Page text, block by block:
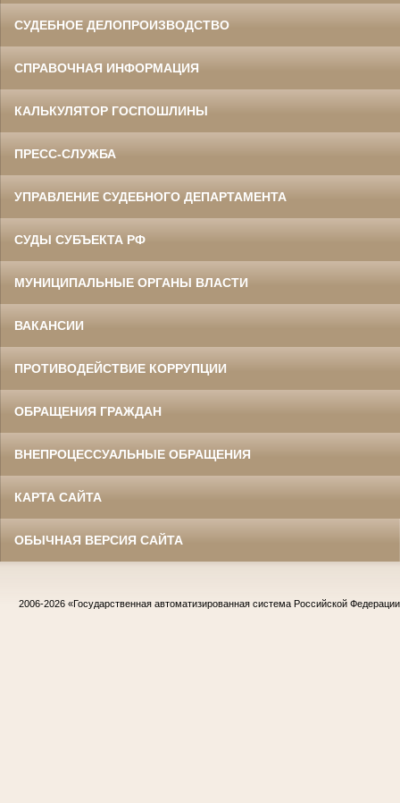
СУДЕБНОЕ ДЕЛОПРОИЗВОДСТВО
СПРАВОЧНАЯ ИНФОРМАЦИЯ
КАЛЬКУЛЯТОР ГОСПОШЛИНЫ
ПРЕСС-СЛУЖБА
УПРАВЛЕНИЕ СУДЕБНОГО ДЕПАРТАМЕНТА
СУДЫ СУБЪЕКТА РФ
МУНИЦИПАЛЬНЫЕ ОРГАНЫ ВЛАСТИ
ВАКАНСИИ
ПРОТИВОДЕЙСТВИЕ КОРРУПЦИИ
ОБРАЩЕНИЯ ГРАЖДАН
ВНЕПРОЦЕССУАЛЬНЫЕ ОБРАЩЕНИЯ
КАРТА САЙТА
ОБЫЧНАЯ ВЕРСИЯ САЙТА
2006-2026 «Государственная автоматизированная система Российской